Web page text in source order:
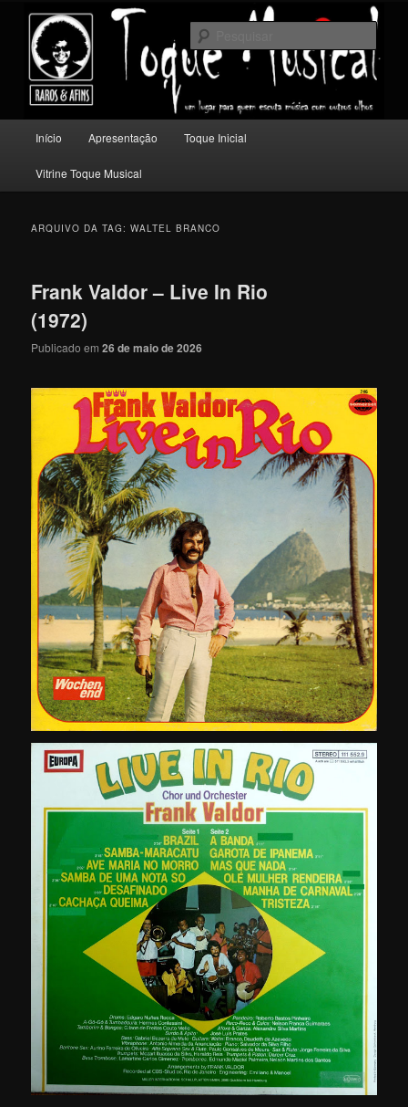
conteúdo
principal
conteúdo
secundário
Toque Musical
Um lugar para quem escuta música com outros olhos.
principal
Início Apresentação Toque Inicial
Vitrine Toque Musical
ARQUIVO DA TAG:WALTEL BRANCO
Frank Valdor – Live In Rio
(1972)
Publicado em26 de maio de 2026